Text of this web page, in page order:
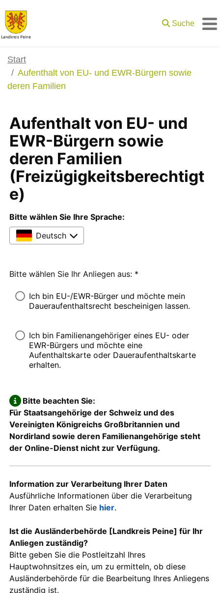
Zum Hauptinhalt springen
Suche
Start
Aufenthalt von EU- und EWR-Bürgern sowie
deren Familien